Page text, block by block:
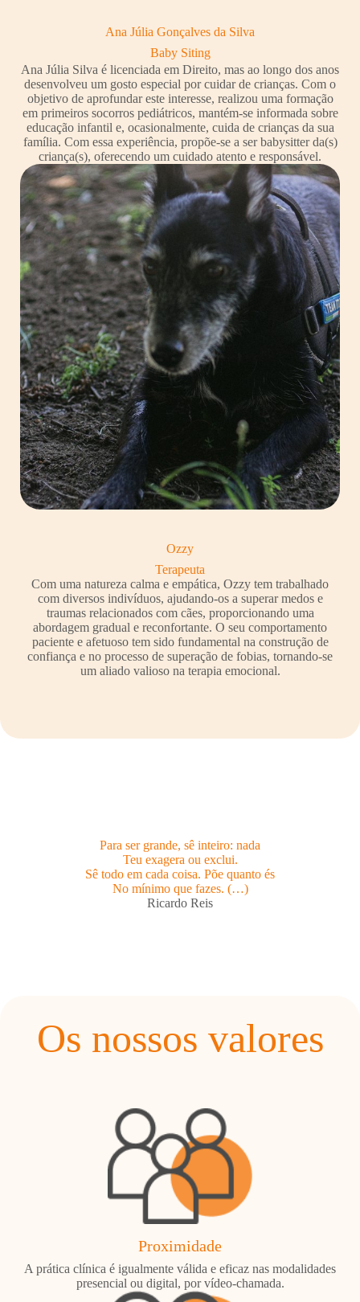
Ana Júlia Gonçalves da Silva
Baby Siting
Ana Júlia Silva é licenciada em Direito, mas ao longo dos anos
desenvolveu um gosto especial por cuidar de crianças. Com o
objetivo de aprofundar este interesse, realizou uma formação
em primeiros socorros pediátricos, mantém-se informada sobre
educação infantil e, ocasionalmente, cuida de crianças da sua
família. Com essa experiência, propõe-se a ser babysitter da(s)
criança(s), oferecendo um cuidado atento e responsável.
Ozzy
Terapeuta
Com uma natureza calma e empática, Ozzy tem trabalhado
com diversos indivíduos, ajudando-os a superar medos e
traumas relacionados com cães, proporcionando uma
abordagem gradual e reconfortante. O seu comportamento
paciente e afetuoso tem sido fundamental na construção de
confiança e no processo de superação de fobias, tornando-se
um aliado valioso na terapia emocional.
Para ser grande, sê inteiro: nada
Teu exagera ou exclui.
Sê todo em cada coisa. Põe quanto és
No mínimo que fazes. (…)
Ricardo Reis
Os nossos valores
Proximidade
A prática clínica é igualmente válida e eficaz nas modalidades
presencial ou digital, por vídeo-chamada.